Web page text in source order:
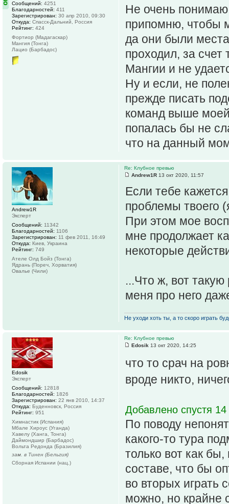
Не очень
припомню, чтобы
да они были
проходил, за
Мангии и не
Ну и если, не
прежде писать
команд выше моей
попалась бы не
что на данный
Сообщений: 4251
Благодарностей: 411
Зарегистрирован: 30 апр 2010, 09:30
Откуда: Спасск-Дальний, Россия
Рейтинг: 424
Фортиор (Мадагаскар)
Мангия (Тонга)
Лацио (Барбадос)
Re: Клубное превью
Andrew1R 13 окт 2020, 11:57
Если тебе
проблемы твоего
При этом мое
мне продолжает
некоторые
...Что ж, вот
меня про него
Не уходи хоть ты, а то скоро играть
Andrew1R
Эксперт
Сообщений: 11342
Благодарностей: 1106
Зарегистрирован: 11 фев 2011, 16:49
Откуда: Киев, Украина
Рейтинг: 749
Ателе Олд Бойз (Тонга)
Ядрань (Пореч, Хорватия)
Овалье (Чили)
Re: Клубное превью
Edosik 13 окт 2020, 14:25
что то срач на
вроде никто,
Добавлено спустя
По поводу
какого-то тура
только вот как
составе, что бы
во вторых играть
можно, но крайне
Edosik
Эксперт
Сообщений: 12818
Благодарностей: 1826
Зарегистрирован: 22 янв 2010, 14:37
Откуда: Буденновск, Россия
Рейтинг: 951
Химнастик (Испания)
Мбале Хироус (Уганда)
Хавелу (Ханга, Тонга)
Даймондшир (Барбадос)
Вольта Редонда (Бразилия)
зам. в Тинен (Бельгия)
Сборная Испании (нац.)